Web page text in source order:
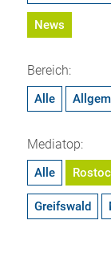
News
Bereich:
Alle
Mediatop:
Alle
Greifswald